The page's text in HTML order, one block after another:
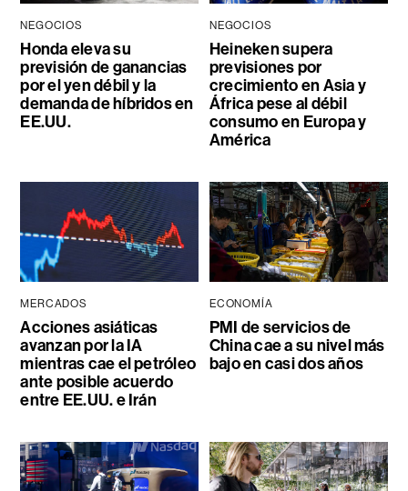
NEGOCIOS
Honda eleva su
previsión de ganancias
por el yen débil y la
demanda de híbridos en
EE.UU.
NEGOCIOS
Heineken supera
previsiones por
crecimiento en Asia y
África pese al débil
consumo en Europa y
América
MERCADOS
Acciones asiáticas
avanzan por la IA
mientras cae el petróleo
ante posible acuerdo
entre EE.UU. e Irán
ECONOMÍA
PMI de servicios de
China cae a su nivel más
bajo en casi dos años